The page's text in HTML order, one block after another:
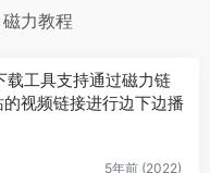
力教程
载工具支持通过磁力链
视频链接进行边下边播
5年前 (2022)